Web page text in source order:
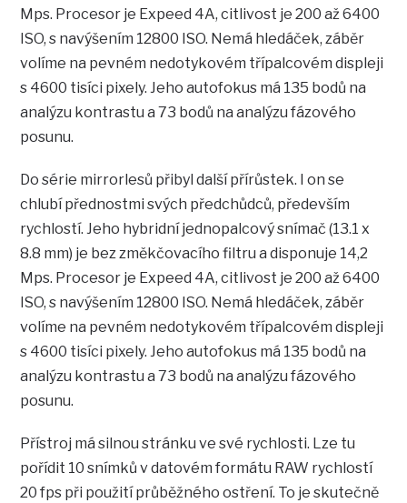
Mps. Procesor je Expeed 4A, citlivost je 200 až 6400
ISO, s navýšením 12800 ISO. Nemá hledáček, záběr
volíme na pevném nedotykovém třípalcovém displeji
s 4600 tisíci pixely. Jeho autofokus má 135 bodů na
analýzu kontrastu a 73 bodů na analýzu fázového
posunu.
Do série mirrorlesů přibyl další přírůstek. I on se
chlubí přednostmi svých předchůdců, především
rychlostí. Jeho hybridní jednopalcový snímač (13.1 x
8.8 mm) je bez změkčovacího filtru a disponuje 14,2
Mps. Procesor je Expeed 4A, citlivost je 200 až 6400
ISO, s navýšením 12800 ISO. Nemá hledáček, záběr
volíme na pevném nedotykovém třípalcovém displeji
s 4600 tisíci pixely. Jeho autofokus má 135 bodů na
analýzu kontrastu a 73 bodů na analýzu fázového
posunu.
Přístroj má silnou stránku ve své rychlosti. Lze tu
pořídit 10 snímků v datovém formátu RAW rychlostí
20 fps při použití průběžného ostření. To je skutečně